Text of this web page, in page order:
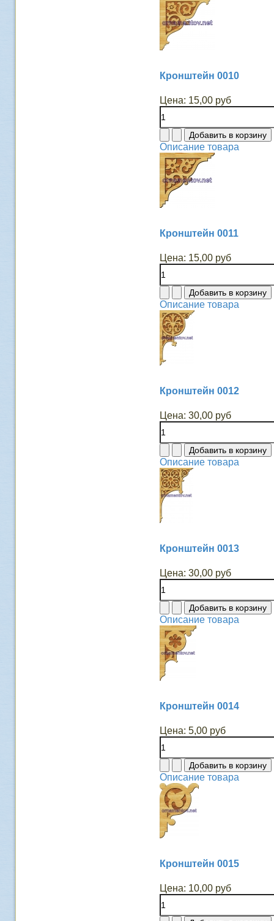
Кронштейн 0010
Цена: 15,00 руб
Описание товара
Кронштейн 0011
Цена: 15,00 руб
Описание товара
Кронштейн 0012
Цена: 30,00 руб
Описание товара
Кронштейн 0013
Цена: 30,00 руб
Описание товара
Кронштейн 0014
Цена: 5,00 руб
Описание товара
Кронштейн 0015
Цена: 10,00 руб